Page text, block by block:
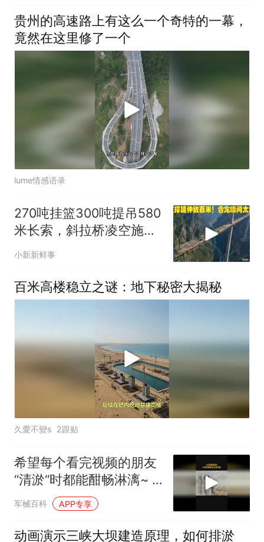
贵州的高速路上有这么一个奇特的一幕，
竟然在这里修了一个
lume情感语录
270吨挂篮300吨提吊580
米长索，斜拉桥凌空施工
现场！合龙太震撼
小新新鲜事
百米高楼稳立之谜：地下秘密大揭秘
久愛不變s 2跟贴
希望每个看完视频的朋友
“清淤“时都能酣畅淋漓~ #
大坝清淤
军械百科 APP专享
动画演示三峡大坝建造原理，如何排淤